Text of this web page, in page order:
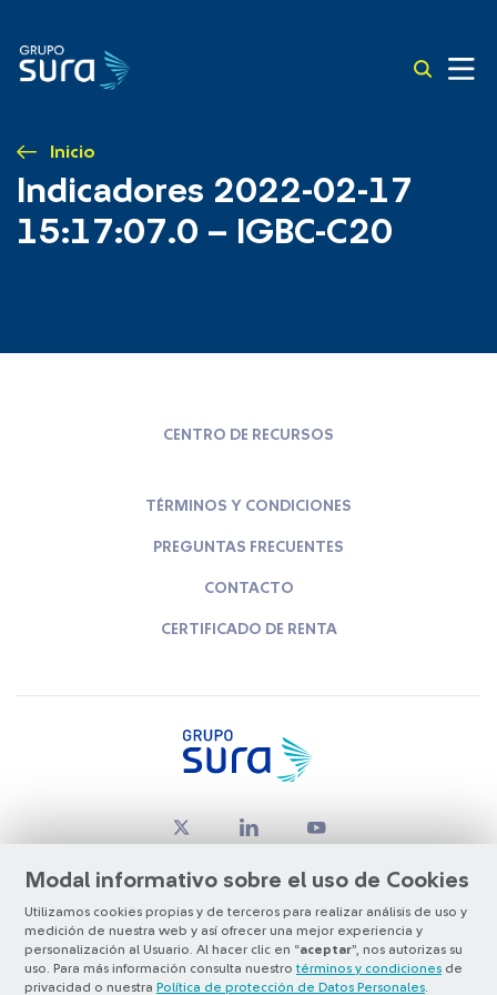
Inicio
Indicadores 2022-02-17
15:17:07.0 – IGBC-C20
Modal informativo sobre el uso de Cookies
Utilizamos cookies propias y de terceros para realizar análisis de uso y
medición de nuestra web y así ofrecer una mejor experiencia y
personalización al Usuario. Al hacer clic en “aceptar”, nos autorizas su
uso. Para más información consulta nuestro términos y condiciones de
privacidad o nuestra Política de protección de Datos Personales
CENTRO DE RECURSOS
TÉRMINOS Y CONDICIONES
PREGUNTAS FRECUENTES
CONTACTO
CERTIFICADO DE RENTA
© Copyright Grupo SURA 2026